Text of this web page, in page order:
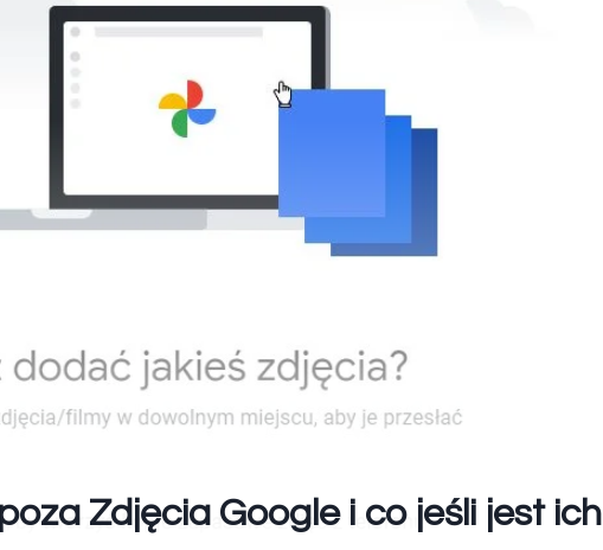
Zdjęcia Google i co jeśli jest ich